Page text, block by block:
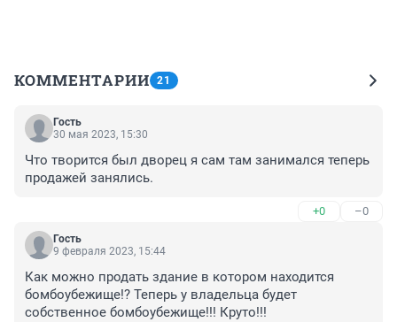
КОММЕНТАРИИ 21
Гость
30 мая 2023, 15:30
Что творится был дворец я сам там занимался теперь
продажей занялись.
+0 –0
Гость
9 февраля 2023, 15:44
Как можно продать здание в котором находится
бомбоубежище!? Теперь у владельца будет
собственное бомбоубежище!!! Круто!!!